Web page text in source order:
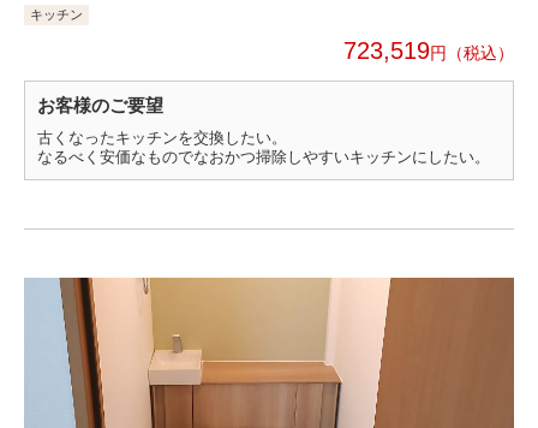
キッチン
723,519円
お客様のご要望
古くなったキッチンを交換したい。
なるべく安価なものでなおかつ掃除しやすいキッチンにしたい。